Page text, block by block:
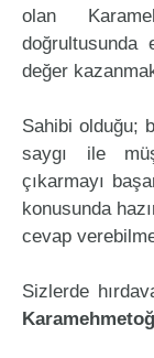
olan
doğrultusunda
değer
Sahibi olduğu;
saygı ile
çıkarmayı
konusunda
cevap
Sizlerde